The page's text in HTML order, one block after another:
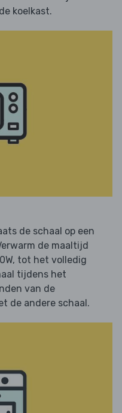
koelkast.
de schaal op een
de maaltijd
tot het volledig
tijdens het
van de
de andere schaal.